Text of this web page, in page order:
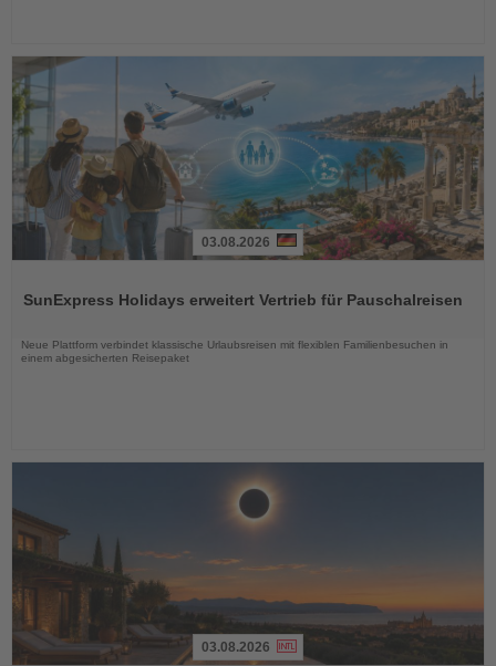
die
03.08.2026
SunExpress Holidays erweitert Vertrieb für Pauschalreisen
Neue Plattform verbindet klassische Urlaubsreisen mit flexiblen Familienbesuchen in
einem abgesicherten Reisepaket
03.08.2026